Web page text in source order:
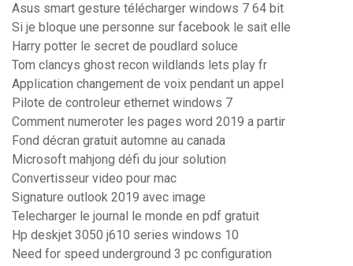
Asus smart gesture télécharger windows 7 64 bit
Si je bloque une personne sur facebook le sait elle
Harry potter le secret de poudlard soluce
Tom clancys ghost recon wildlands lets play fr
Application changement de voix pendant un appel
Pilote de controleur ethernet windows 7
Comment numeroter les pages word 2019 a partir
Fond décran gratuit automne au canada
Microsoft mahjong défi du jour solution
Convertisseur video pour mac
Signature outlook 2019 avec image
Telecharger le journal le monde en pdf gratuit
Hp deskjet 3050 j610 series windows 10
Need for speed underground 3 pc configuration